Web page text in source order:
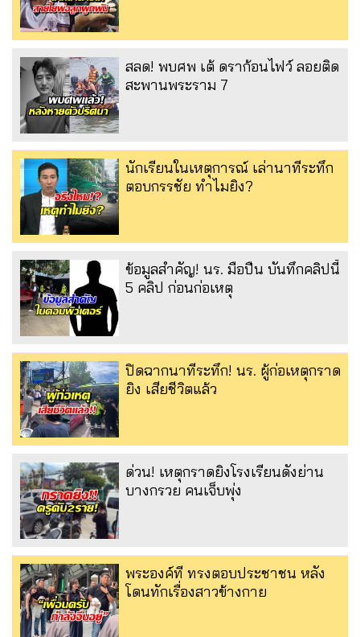
สลด! พบศพ เต้ ดราก้อนไฟว์ ลอยติด
สะพานพระราม 7
นักเรียนในเหตุการณ์ เล่านาทีระทึก
ตอบกรรชัย ทำไมยิง?
ข้อมูลสำคัญ! นร. มือปืน บันทึกคลิปนี้
5 คลิป ก่อนก่อเหตุ
ปิดฉากนาทีระทึก! นร. ผู้ก่อเหตุกราด
ยิง เสียชีวิตแล้ว
ด่วน! เหตุกราดยิงโรงเรียนดังย่าน
บางกรวย คนเจ็บพุ่ง
พระองค์ที ทรงตอบประชาชน หลัง
โดนทักเรื่องสาวข้างกาย